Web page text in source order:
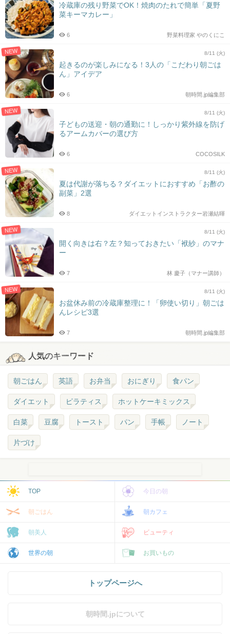
冷蔵庫の残り野菜でOK！焼肉のたれで簡単「夏野
菜キーマカレー」
野菜料理家 やのくにこ
6
NEW 8/11 (火)
起きるのが楽しみになる！3人の「こだわり朝ごは
ん」アイデア
朝時間.jp編集部
6
NEW 8/11 (火)
子どもの送迎・朝の通勤に！しっかり紫外線を防げ
るアームカバーの選び方
COCOSILK
6
NEW 8/11 (火)
夏は代謝が落ちる？ダイエットにおすすめ「お酢の
副菜」2選
ダイエットインストラクター岩瀬結暉
8
NEW 8/11 (火)
開く向きは右？左？知っておきたい「袱紗」のマナ
ー
林 慶子（マナー講師）
7
NEW 8/11 (火)
お盆休み前の冷蔵庫整理に！「卵使い切り」朝ごは
んレシピ3選
朝時間.jp編集部
7
人気のキーワード
朝ごはん 英語 お弁当 おにぎり 食パン
ダイエット ピラティス ホットケーキミックス
白菜 豆腐 トースト パン 手帳 ノート
片づけ
TOP 今日の朝
朝ごはん 朝カフェ
朝美人 ビューティ
世界の朝 お買いもの
トップページへ
朝時間.jpについて